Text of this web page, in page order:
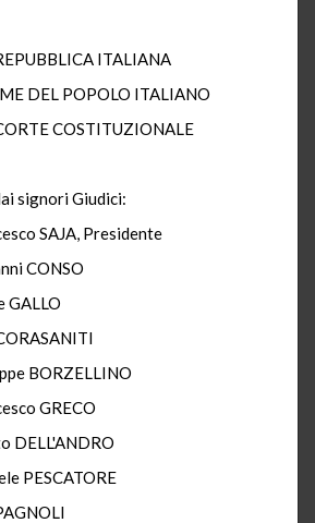
ITALIANA
DEL POPOLO ITALIANO
COSTITUZIONALE
signori Giudici:
SAJA, Presidente
CONSO
GALLO
BORZELLINO
GRECO
DELL'ANDRO
PESCATORE